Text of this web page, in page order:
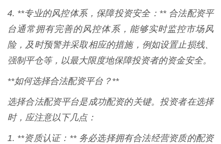
4. **专业的风控体系，保障投资安全：** 合法配资平
台通常拥有完善的风控体系，能够实时监控市场风
险，及时预警并采取相应的措施，例如设置止损线、
强制平仓等，以最大限度地保障投资者的资金安全。
**如何选择合法配资平台？**
选择合法配资平台是成功配资的关键。投资者在选择
时，应注意以下几点：
1. **资质认证：** 务必选择拥有合法经营资质的配资